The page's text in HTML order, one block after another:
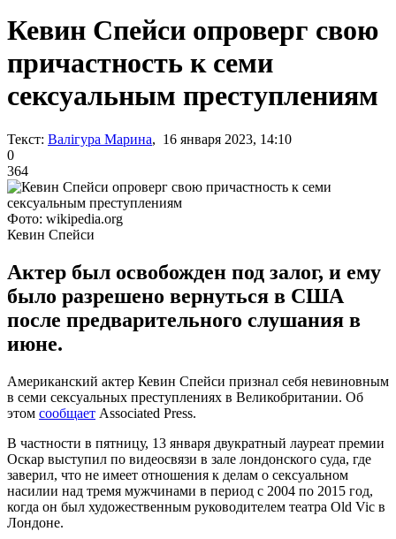
Кевин Спейси опроверг свою
причастность к семи
сексуальным преступлениям
Текст: Валігура Марина, 16 января 2023, 14:10
0
364
Фото: wikipedia.org
Кевин Спейси
Актер был освобожден под залог, и ему
было разрешено вернуться в США
после предварительного слушания в
июне.
Американский актер Кевин Спейси признал себя невиновным
в семи сексуальных преступлениях в Великобритании. Об
этом сообщает Associated Press.
В частности в пятницу, 13 января двукратный лауреат премии
Оскар выступил по видеосвязи в зале лондонского суда, где
заверил, что не имеет отношения к делам о сексуальном
насилии над тремя мужчинами в период с 2004 по 2015 год,
когда он был художественным руководителем театра Old Vic в
Лондоне.